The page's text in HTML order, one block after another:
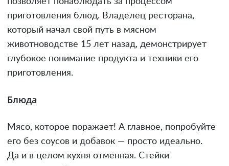
приготовления блюд. Владелец ресторана,
который начал свой путь в мясном
животноводстве 15 лет назад, демонстрирует
глубокое понимание продукта и техники его
приготовления.
Блюда
Мясо, которое поражает! А главное, попробуйте
его без соусов и добавок — просто идеально.
Да и в целом кухня отменная. Стейки